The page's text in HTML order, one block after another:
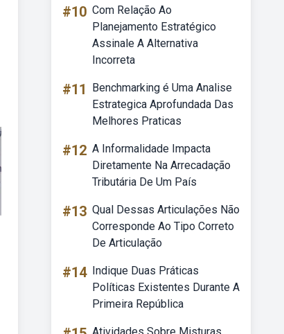
#10 Com Relação Ao
Planejamento Estratégico
Assinale A Alternativa
Incorreta
#11
Benchmarking é Uma Analise
Estrategica Aprofundada Das
Melhores Praticas
#12 A Informalidade Impacta
Diretamente Na Arrecadação
Tributária De Um País
#13 Qual Dessas Articulações Não
Corresponde Ao Tipo Correto
De Articulação
#14 Indique Duas Práticas
Políticas Existentes Durante A
Primeira República